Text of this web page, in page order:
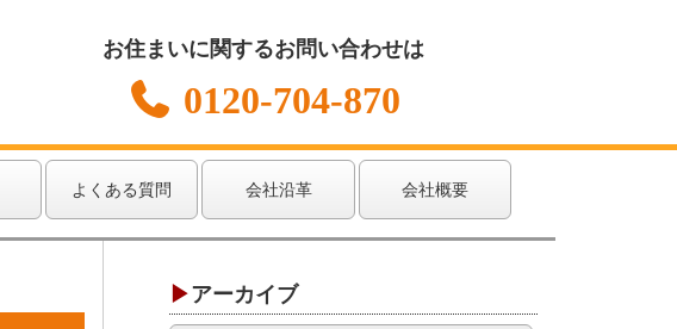
お住まいに関するお問い合わせは
0120-704-870
よくある質問 会社沿革 会社概要
アーカイブ